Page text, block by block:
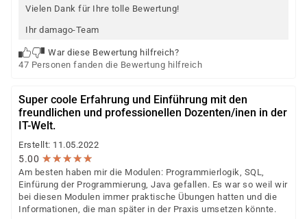
Vielen Dank für Ihre tolle Bewertung!
Ihr damago-Team
War diese Bewertung hilfreich?
47 Personen fanden die Bewertung hilfreich
Super coole Erfahrung und Einführung mit den
freundlichen und professionellen Dozenten/inen in der
IT-Welt.
Erstellt: 11.05.2022
5.00 ★★★★★
★★★★★
Am besten haben mir die Modulen: Programmierlogik, SQL,
Einfürung der Programmierung, Java gefallen. Es war so weil wir
bei diesen Modulen immer praktische Übungen hatten und die
Informationen, die man später in der Praxis umsetzen könnte.